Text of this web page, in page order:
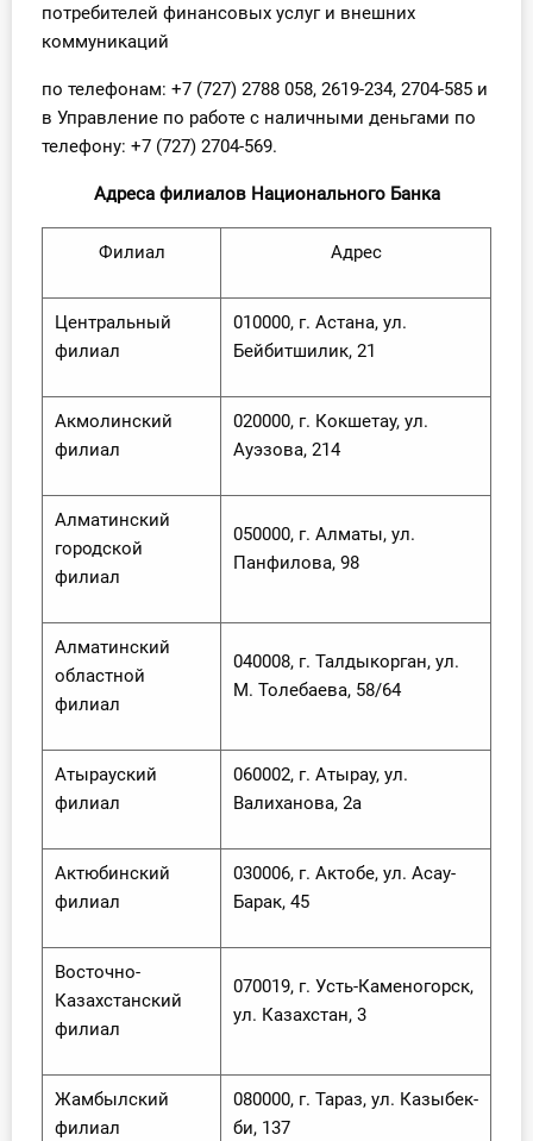
потребителей финансовых услуг и внешних
коммуникаций
по телефонам: +7 (727) 2788 058, 2619-234, 2704-585 и
в Управление по работе с наличными деньгами по
телефону: +7 (727) 2704-569.
Адреса филиалов Национального Банка
Филиал Адрес
Центральный
филиал
010000, г. Астана, ул.
Бейбитшилик, 21
Акмолинский
филиал
020000, г. Кокшетау, ул.
Ауэзова, 214
Алматинский
городской
филиал
050000, г. Алматы, ул.
Панфилова, 98
Алматинский
областной
филиал
040008, г. Талдыкорган, ул.
М. Толебаева, 58/64
Атырауский
филиал
060002, г. Атырау, ул.
Валиханова, 2а
Актюбинский
филиал
030006, г. Актобе, ул. Асау-
Барак, 45
Восточно-
Казахстанский
филиал
070019, г. Усть-Каменогорск,
ул. Казахстан, 3
Жамбылский
филиал
080000, г. Тараз, ул. Казыбек-
би, 137